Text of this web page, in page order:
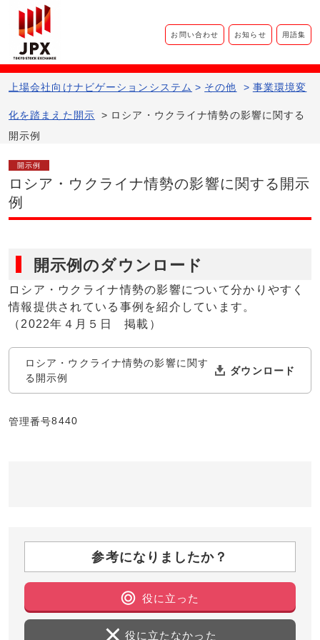
お問い合わせ お知らせ 用語集
上場会社向けナビゲーションシステム​ > その他 > 事業環境変
化を踏まえた開示 > ロシア・ウクライナ情勢の影響に関する
開示例
開示例
ロシア・ウクライナ情勢の影響に関する開示
例
開示例のダウンロード
ロシア・ウクライナ情勢の影響について分かりやすく
情報提供されている事例を紹介しています。
（2022年４月５日 掲載）
ロシア・ウクライナ情勢の影響に関す
る開示例
管理番号8440
参考になりましたか？
役に立った
役に立たなかった